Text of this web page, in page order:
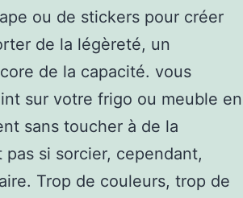
ou de stickers pour créer
de la légèreté, un
de la capacité. vous
sur votre frigo ou meuble en
sans toucher à de la
pas si sorcier, cependant,
Trop de couleurs, trop de